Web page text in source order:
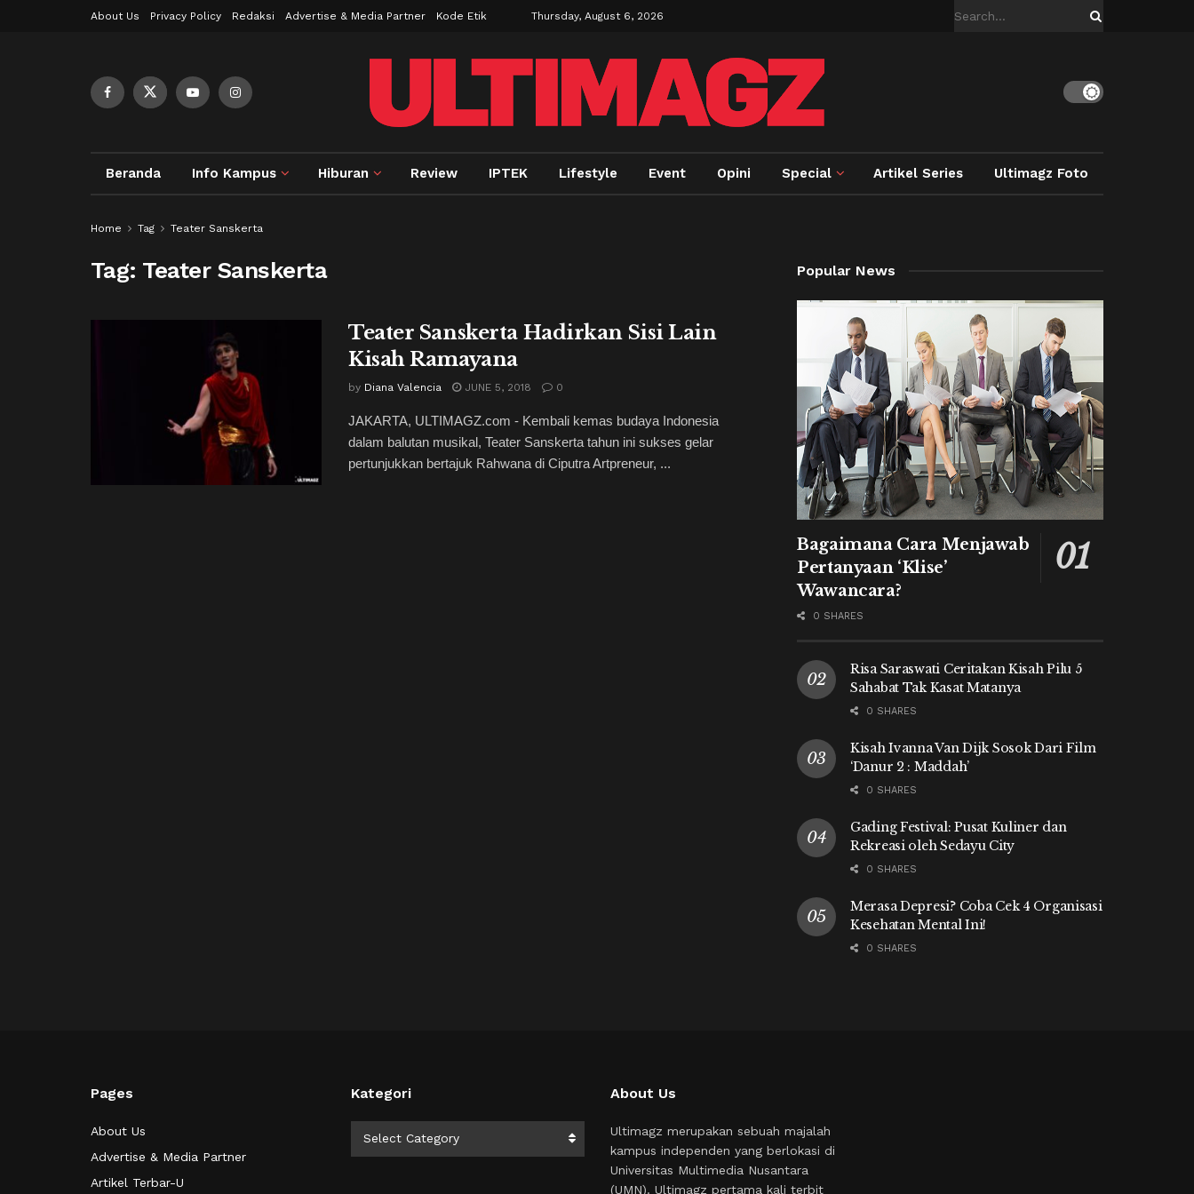
About Us Privacy Policy Redaksi Advertise & Media Partner Kode Etik Thursday, August 6, 2026
Beranda Info Kampus Hiburan Review IPTEK Lifestyle Event Opini Special Artikel Series Ultimagz Foto
Home Tag Teater Sanskerta
Tag: Teater Sanskerta
Teater Sanskerta Hadirkan Sisi Lain
Kisah Ramayana
by Diana Valencia JUNE 5, 2018 0
JAKARTA, ULTIMAGZ.com - Kembali kemas budaya Indonesia
dalam balutan musikal, Teater Sanskerta tahun ini sukses gelar
pertunjukkan bertajuk Rahwana di Ciputra Artpreneur, ...
Popular News
Bagaimana Cara Menjawab
Pertanyaan ‘Klise’
Wawancara?
0 SHARES
Risa Saraswati Ceritakan Kisah Pilu 5
Sahabat Tak Kasat Matanya
0 SHARES
Kisah Ivanna Van Dijk Sosok Dari Film
‘Danur 2 : Maddah’
0 SHARES
Gading Festival: Pusat Kuliner dan
Rekreasi oleh Sedayu City
0 SHARES
Merasa Depresi? Coba Cek 4 Organisasi
Kesehatan Mental Ini!
0 SHARES
Pages
About Us
Advertise & Media Partner
Artikel Terbar-U
Kategori
Select Category
About Us
Ultimagz merupakan sebuah majalah
kampus independen yang berlokasi di
Universitas Multimedia Nusantara
(UMN). Ultimagz pertama kali terbit